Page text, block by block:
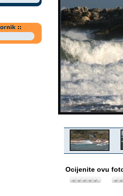
Ocijenite ovu